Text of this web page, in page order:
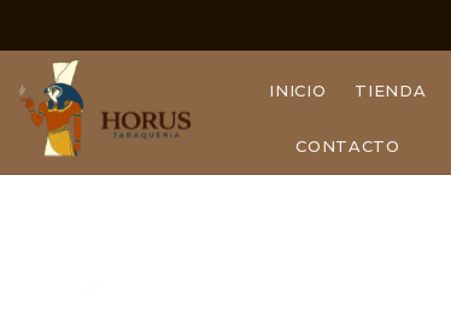
INICIO TIENDA
CONTACTO